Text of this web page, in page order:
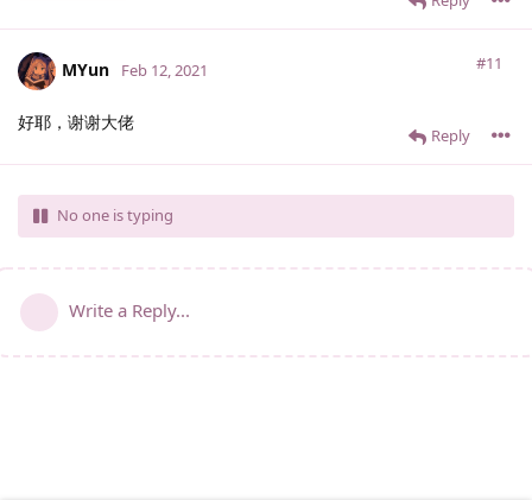
MYun #11
Feb 12, 2021
好耶，谢谢大佬
Reply
No one is typing
Write a Reply...